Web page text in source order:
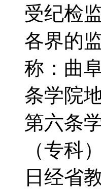
受纪检
各界的
称：曲
条学院
第六条
（专
日经省